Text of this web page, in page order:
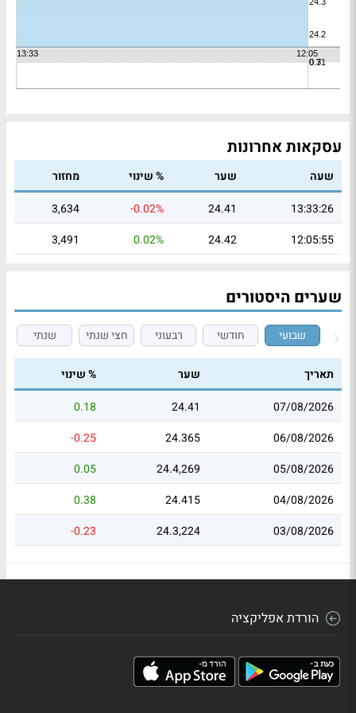
עסקאות אחרונות
שעה שער % שינוי
מחזור
13:33:26
24.41
-0.02%
3,634
12:05:55
24.42
0.02%
3,491
שערים היסטורים
שבועי חודשי רבעוני חצי שנתי שנתי
תאריך שער
% שינוי
07/08/2026
24.41
0.18
06/08/2026
24.365
-0.25
05/08/2026
24.4,269
0.05
04/08/2026
24.415
0.38
03/08/2026
24.3,224
-0.23
הורדת אפליקציה